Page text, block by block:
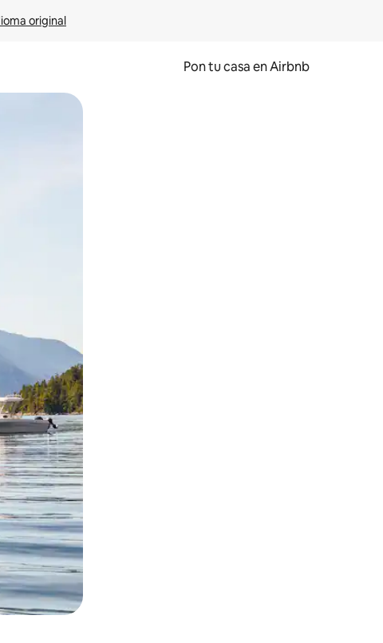
original
Pon tu casa en Airbnb
o desliza el dedo.